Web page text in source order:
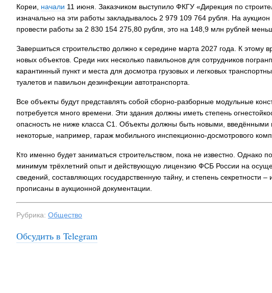
Кореи, начали 11 июня. Заказчиком выступило ФКГУ «Дирекция по
изначально на эти работы закладывалось 2 979 109 764 рубля. На
провести работы за 2 830 154 275,80 рубля, это на 148,9 млн рублей
Завершиться строительство должно к середине марта 2027 года. К
новых объектов. Среди них несколько павильонов для сотрудников
карантинный пункт и места для досмотра грузовых и легковых
туалетов и павильон дезинфекции автотранспорта.
Все объекты будут представлять собой сборно-разборные модульные
потребуется много времени. Эти здания должны иметь степень
опасность не ниже класса С1. Объекты должны быть новыми, введёнными
некоторые, например, гараж мобильного инспекционно-досмотрового
Кто именно будет заниматься строительством, пока не известно. Однако
минимум трёхлетний опыт и действующую лицензию ФСБ России на
сведений, составляющих государственную тайну, и степень секретности –
прописаны в аукционной документации.
Рубрика: Общество
Обсудить в Telegram